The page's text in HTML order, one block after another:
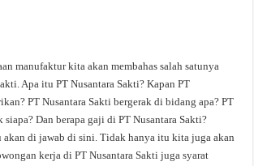
manufaktur kita akan membahas salah satunya
Apa itu PT Nusantara Sakti? Kapan PT
PT Nusantara Sakti bergerak di bidang apa? PT
Dan berapa gaji di PT Nusantara Sakti?
akan di jawab di sini. Tidak hanya itu kita juga akan
kerja di PT Nusantara Sakti juga syarat